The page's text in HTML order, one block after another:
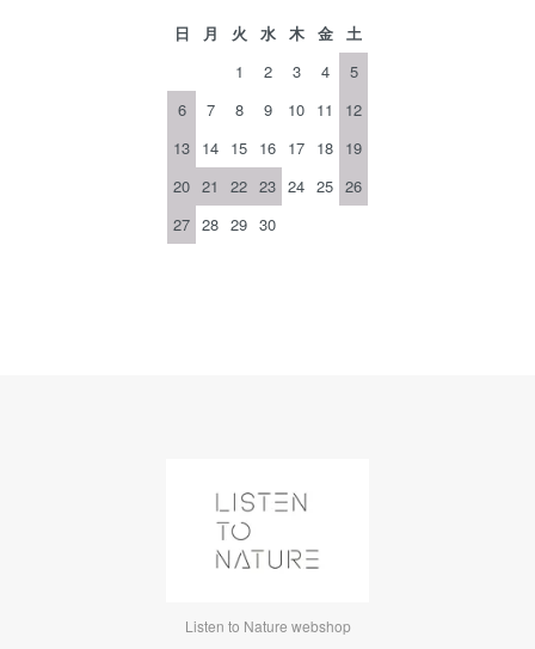
日 月 火 水 木 金
土
1
2 3 4
5
6
7 8 9 10 11
12
13 14 15 16 17 18 19
20 21 22 23 24 25 26
27 28 29 30
Listen to Nature webshop